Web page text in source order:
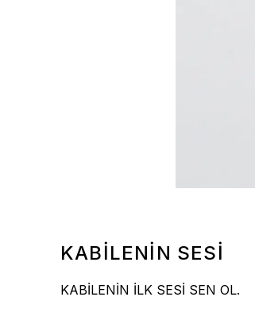
KABİLENİN SESİ
KABİLENİN İLK SESİ SEN OL.